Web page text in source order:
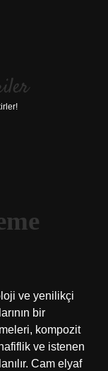
ve yenilikçi
bir
kompozit
ve istenen
Cam elyaf